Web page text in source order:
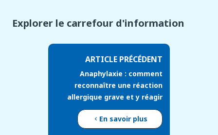
Explorer le carrefour d'information
ARTICLE PRÉCÉDENT
Anaphylaxie : comment
reconnaître une réaction
allergique grave et y réagir
En savoir plus